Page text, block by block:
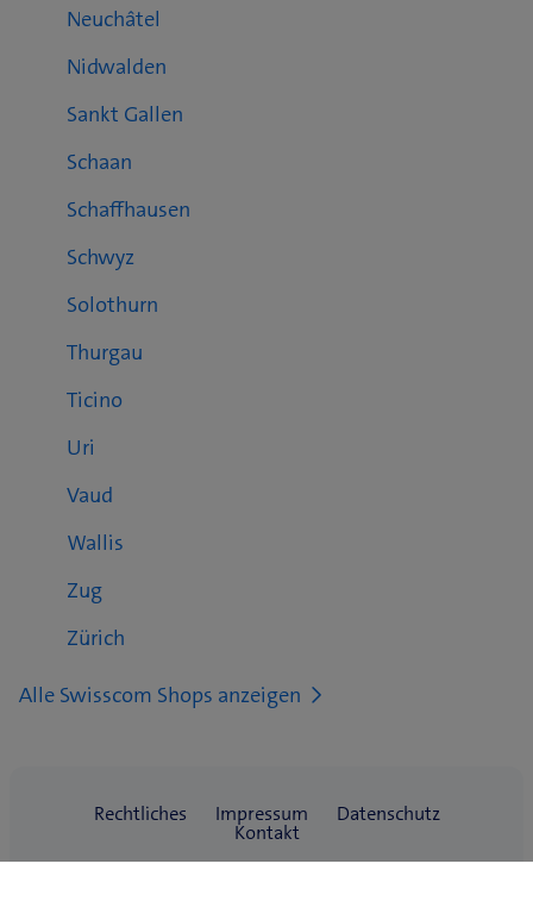
Neuchâtel
Nidwalden
Sankt Gallen
Schaan
Schaffhausen
Schwyz
Solothurn
Thurgau
Ticino
Uri
Vaud
Wallis
Zug
Zürich
Alle Swisscom Shops anzeigen